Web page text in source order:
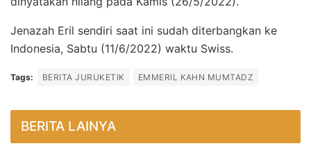
Jenazah Eril sendiri saat ini sudah diterbangkan ke
Indonesia, Sabtu (11/6/2022) waktu Swiss.
Tags: BERITA JURUKETIK EMMERIL KAHN MUMTADZ
BERITA LAINYA